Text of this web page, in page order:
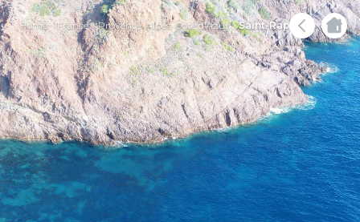
Home France Provence-Alpes-Côte d'Azur Saint-Raphaël